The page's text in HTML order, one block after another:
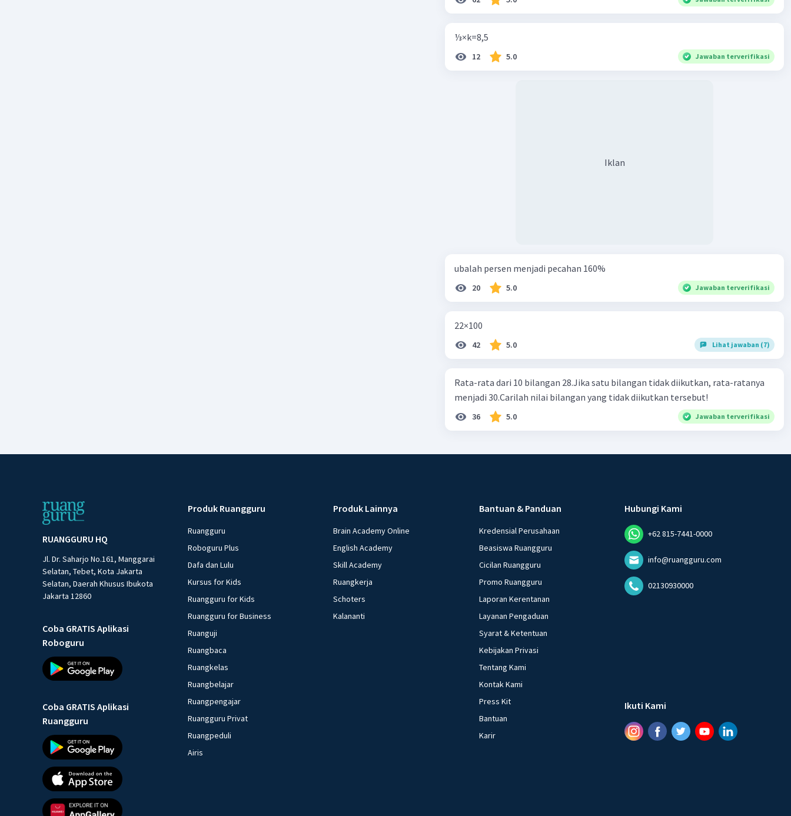
⅓×k=8,5
12 5.0 Jawaban terverifikasi
Iklan
ubalah persen menjadi pecahan 160%
20 5.0 Jawaban terverifikasi
22×100
42 5.0 Lihat jawaban (7)
Rata-rata dari 10 bilangan 28.Jika satu bilangan tidak diikutkan, rata-ratanya
menjadi 30.Carilah nilai bilangan yang tidak diikutkan tersebut!
36 5.0 Jawaban terverifikasi
RUANGGURU HQ
Jl. Dr. Saharjo No.161, Manggarai
Selatan, Tebet, Kota Jakarta
Selatan, Daerah Khusus Ibukota
Jakarta 12860
Coba GRATIS Aplikasi
Roboguru
Coba GRATIS Aplikasi
Ruangguru
Produk Ruangguru
Ruangguru
Roboguru Plus
Dafa dan Lulu
Kursus for Kids
Ruangguru for Kids
Ruangguru for Business
Ruanguji
Ruangbaca
Ruangkelas
Ruangbelajar
Ruangpengajar
Ruangguru Privat
Ruangpeduli
Airis
Produk Lainnya
Brain Academy Online
English Academy
Skill Academy
Ruangkerja
Schoters
Kalananti
Bantuan & Panduan
Kredensial Perusahaan
Beasiswa Ruangguru
Cicilan Ruangguru
Promo Ruangguru
Laporan Kerentanan
Layanan Pengaduan
Syarat & Ketentuan
Kebijakan Privasi
Tentang Kami
Kontak Kami
Press Kit
Bantuan
Karir
Hubungi Kami
+62 815-7441-0000
info@ruangguru.com
02130930000
Ikuti Kami